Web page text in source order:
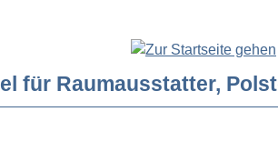
für Raumausstatter,